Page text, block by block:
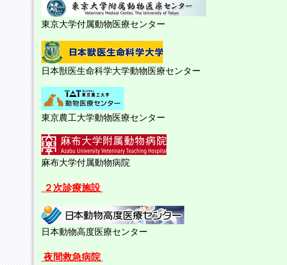
東京大学付属動物医療センター
日本獣医生命科学大学動物医療センター
東京農工大学動物医療センター
麻布大学付属動物病院
２次診療施設
日本動物高度医療センター
夜間救急病院